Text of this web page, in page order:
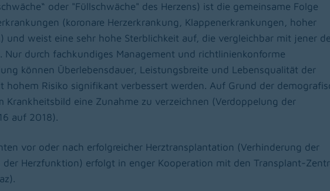
oder "Füllschwäche" des Herzens) ist die gemeinsame Folge
(koronare Herzerkrankung, Klappenerkrankungen, hoher
und weist eine sehr hohe Sterblichkeit auf, die vergleichbar mit jener
Nur durch fachkundiges Management und richtlinienkonforme
können Überlebensdauer, Leistungsbreite und Lebensqualität der
hohem Risiko signifikant verbessert werden. Auf Grund der
Krankheitsbild eine Zunahme zu verzeichnen (Verdoppelung der
auf 2018).
vor oder nach erfolgreicher Herztransplantation (Verhinderung der
Herzfunktion) erfolgt in enger Kooperation mit den Transplant-